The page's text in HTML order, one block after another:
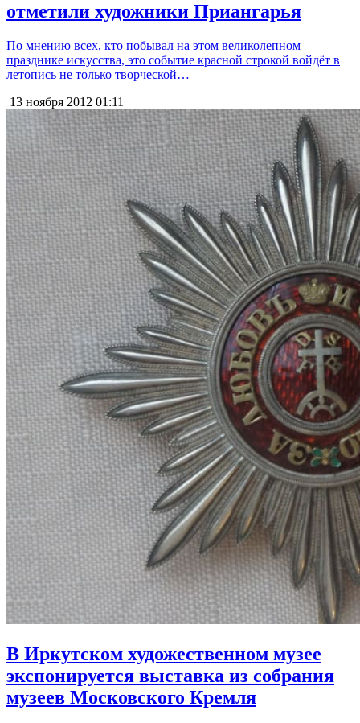
отметили художники Приангарья
По мнению всех, кто побывал на этом великолепном
празднике искусства, это событие красной строкой войдёт в
летопись не только творческой…
13 ноября 2012 01:11
В Иркутском художественном музее
экспонируется выставка из собрания
музеев Московского Кремля